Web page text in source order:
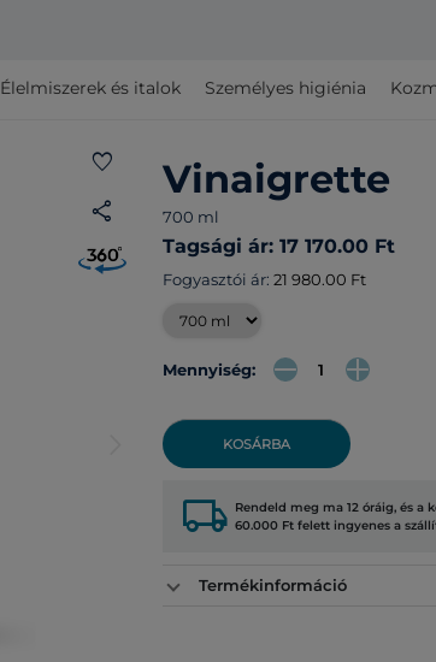
Élelmiszerek és italok Személyes higiénia
favorite
share
Vinaigrette
700 ml
Tagsági ár: 17 170.00 Ft
Fogyasztói ár: 21 980.00 Ft
Mennyiség:
KOSÁRBA
local_shipping Rendeld meg ma 12 óráig, és a
60.000 Ft felett ingyenes a
Termékinformáció